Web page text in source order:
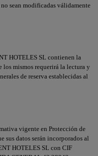
sean modificadas válidamente
HOTELES SL contienen la
mismos requerirá la lectura y
de reserva establecidas al
vigente en Protección de
sus datos serán incorporados al
HOTELES SL con CIF